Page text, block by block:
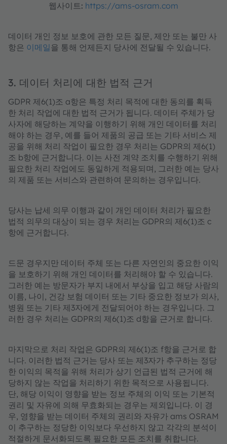
웹사이트: https://ams-osram.com
데이터 개인 정보 보호에 관한 모든 질문, 제안 또는 불만 사
항은 이메일을 통해 언제든지 당사에 전달될 수 있습니다.
3. 데이터 처리에 대한 법적 근거
GDPR 제6(1)조 a항은 특정 처리 목적에 대한 동의를 획득
한 처리 작업에 대한 법적 근거가 됩니다. 데이터 주체가 당
사자에 해당하는 계약을 이행하기 위해 개인 데이터를 처리
해야 하는 경우, 예를 들어 제품의 공급 또는 기타 서비스 제
공을 위해 처리 작업이 필요한 경우 처리는 GDPR의 제6(1)
조 b항에 근거합니다. 이는 사전 계약 조치를 수행하기 위해
필요한 처리 작업에도 동일하게 적용되며, 그러한 예는 당사
의 제품 또는 서비스와 관련하여 문의하는 경우입니다.
당사는 납세 의무 이행과 같이 개인 데이터 처리가 필요한
법적 의무의 대상이 되는 경우 처리는 GDPR의 제6(1)조 c
항에 근거합니다.
드문 경우지만 데이터 주체 또는 다른 자연인의 중요한 이익
을 보호하기 위해 개인 데이터를 처리해야 할 수 있습니다.
그러한 예는 방문자가 부지 내에서 부상을 입고 해당 사람의
이름, 나이, 건강 보험 데이터 또는 기타 중요한 정보가 의사,
병원 또는 기타 제3자에게 전달되어야 하는 경우입니다. 그
러한 경우 처리는 GDPR의 제6(1)조 d항을 근거로 합니다.
마지막으로 처리 작업은 GDPR의 제6(1)조 f항을 근거로 합
니다. 이러한 법적 근거는 당사 또는 제3자가 추구하는 정당
한 이익의 목적을 위해 처리가 상기 언급된 법적 근거에 해
당하지 않는 작업을 처리하기 위한 목적으로 사용됩니다.
단, 해당 이익이 영향을 받는 정보 주체의 이익 또는 기본적
권리 및 자유에 의해 무효화되는 경우는 제외입니다. 이 경
우, 영향을 받는 데이터 주체의 권리와 자유가 ams OSRAM
이 추구하는 정당한 이익보다 우선하지 않고 각각의 분석이
적절하게 문서화되도록 필요한 모든 조치를 취합니다.